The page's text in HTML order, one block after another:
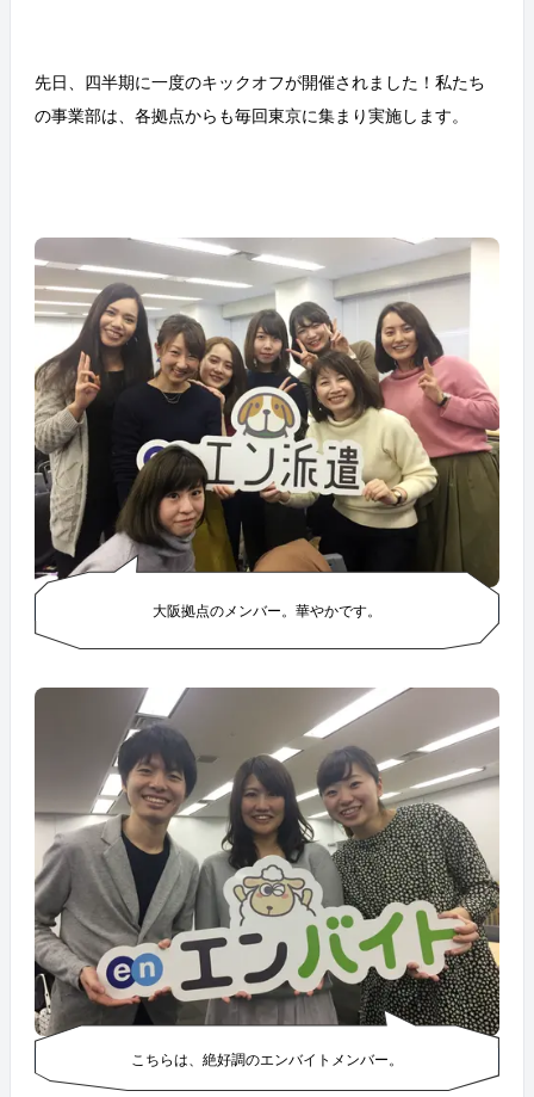
先日、四半期に一度のキックオフが開催されました！私たち
の事業部は、各拠点からも毎回東京に集まり実施します。
大阪拠点のメンバー。華やかです。
こちらは、絶好調のエンバイトメンバー。